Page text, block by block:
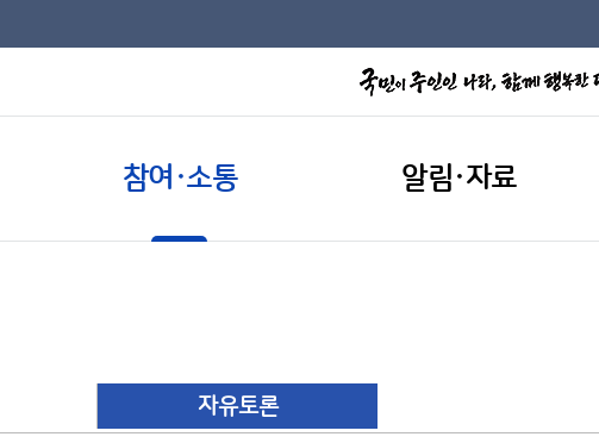
참여·소통 알림·자료
자유토론